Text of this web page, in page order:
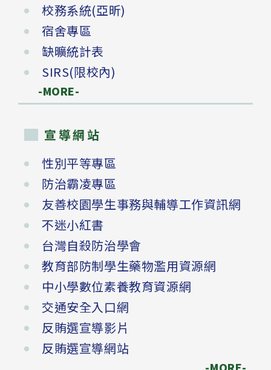
校務系統(亞昕)
宿舍專區
缺曠統計表
SIRS(限校內)
-MORE-
宣導網站
性別平等專區
防治霸凌專區
友善校園學生事務與輔導工作資訊網
不迷小紅書
台灣自殺防治學會
教育部防制學生藥物濫用資源網
中小學數位素養教育資源網
交通安全入口網
反賄選宣導影片
反賄選宣導網站